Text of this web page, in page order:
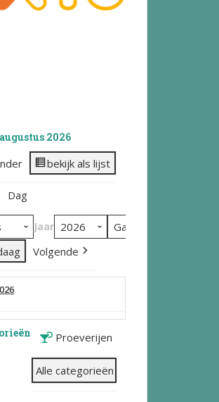
2026
bekijk als lijst
Dag
Jaar
Volgende
Proeverijen
Alle categorieën